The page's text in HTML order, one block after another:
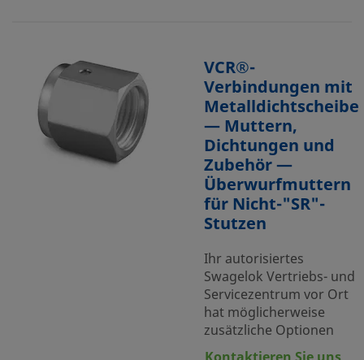
VCR®-
Verbindungen mit
Metalldichtscheibe
— Muttern,
Dichtungen und
Zubehör —
Überwurfmuttern
für Nicht-"SR"-
Stutzen
Ihr autorisiertes
Swagelok Vertriebs- und
Servicezentrum vor Ort
hat möglicherweise
zusätzliche Optionen